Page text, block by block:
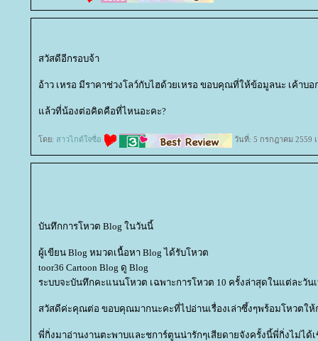
สวัสดีอีกรอบจ้า
อ้าว เหรอ มีราคาช่วงโลว์กับไฮด้วยเหรอ ขอบคุณที่ให้ข้อมูลนะ เค้าบอ
ล้วที่น้องต่อคิดคือที่ไหนอะคะ?
ดย: สาวไกด์ใจซื่อ วันที่: 5 กรกฎาคม 2559
บันทึกการโหวต Blog ในวันนี้
ผู้เขียน Blog หมวดเนื้อหา Blog ได้รับโหวต
toor36 Cartoon Blog ดู Blog
ระบบจะบันทึกคะแนนโหวต เฉพาะการโหวต 10 ครั้งล่าสุดในแต่ละวัน
สวัสดีค่ะคุณต่อ ขอบคุณมากนะคะที่ไปอ่านเรื่องเล่าซึ้งๆพร้อมโหวตให้
พี่กิ่งมาอ่านงานตะพาบและชการ์ตูนน่ารักๆเสียดายจังครั้งนี้พี่กิ่งไม่ได้